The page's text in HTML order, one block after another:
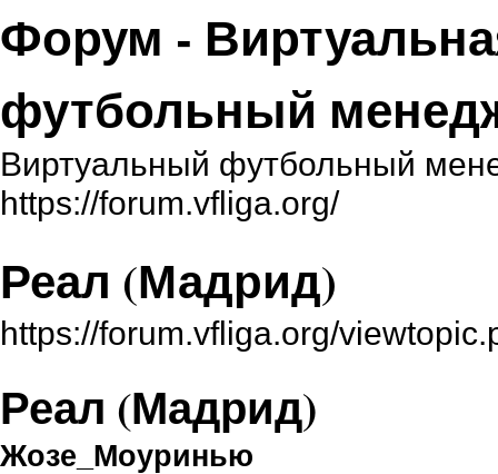
Форум -
футбольный
Виртуальный футбольный
https://forum.vfliga.org/
Реал (Мадрид)
https://forum.vfliga.org/
Реал (Мадрид)
Жозе_Моуринью